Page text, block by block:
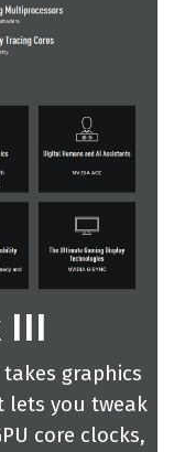
III
takes graphics
lets you tweak
core clocks,